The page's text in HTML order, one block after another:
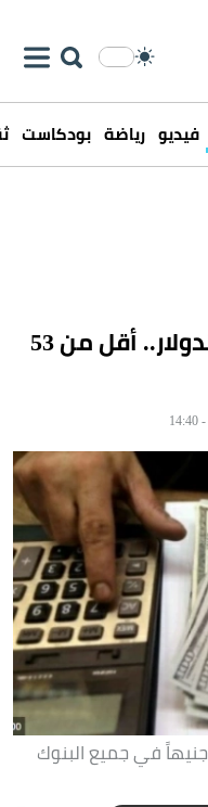
فيديو رياضة بودكاست
مصر: تراجع جديد لأسعار الدولار.. أقل من 53
عاد الدولار للتداول أدنى مستوى 53 جنيهاً في جميع البنوك